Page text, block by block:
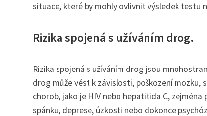
situace, které by mohly ovlivnit výsledek testu
Rizika spojená s užíváním drog.
Rizika spojená s užíváním drog jsou
drog může vést k závislosti, poškození mozku,
chorob, jako je HIV nebo hepatitida C,
spánku, deprese, úzkosti nebo dokonce